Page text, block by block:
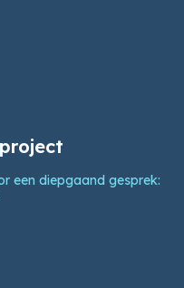
een diepgaand gesprek: